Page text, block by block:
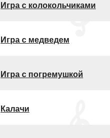
Игра с колокольчиками
Игра с медведем
Игра с погремушкой
Калачи